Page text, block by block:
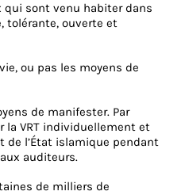
qui sont venu habiter dans
tolérante, ouverte et
ou pas les moyens de
de manifester. Par
la VRT individuellement et
de l’État islamique pendant
auditeurs.
de milliers de